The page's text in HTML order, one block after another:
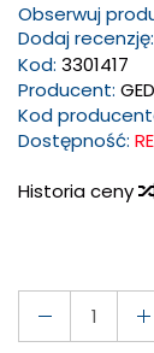
Obserwuj
Dodaj recenzję:
Kod: 3301417
Producent:
Kod
Dostępność:
Historia ceny